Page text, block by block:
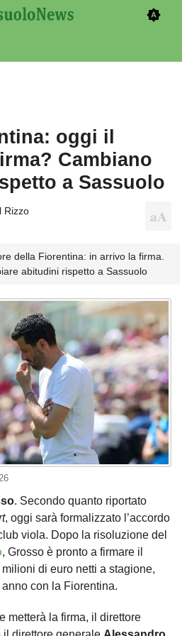
oggi il
Cambiano
a Sassuolo
Rizzo
della Fiorentina: in arrivo la firma.
abitudini rispetto a Sassuolo
. Secondo quanto riportato
, oggi sarà formalizzato l’accordo
viola. Dopo la risoluzione del
, Grosso è pronto a firmare il
di euro netti a stagione,
con la Fiorentina.
metterà la firma, il direttore